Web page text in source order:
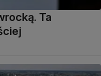
Ta